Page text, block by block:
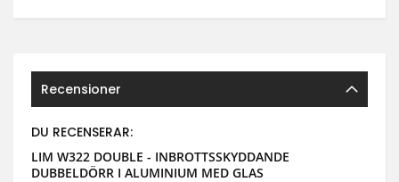
Recensioner
DU RECENSERAR:
LIM W322 DOUBLE - INBROTTSSKYDDANDE
DUBBELDÖRR I ALUMINIUM MED GLAS